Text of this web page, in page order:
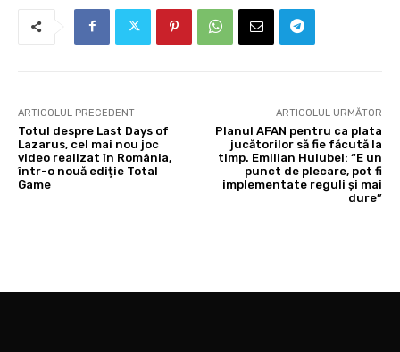
ARTICOLUL PRECEDENT
Totul despre Last Days of
Lazarus, cel mai nou joc
video realizat în România,
într-o nouă ediție Total
Game
ARTICOLUL URMĂTOR
Planul AFAN pentru ca plata
jucătorilor să fie făcută la
timp. Emilian Hulubei: “E un
punct de plecare, pot fi
implementate reguli și mai
dure”